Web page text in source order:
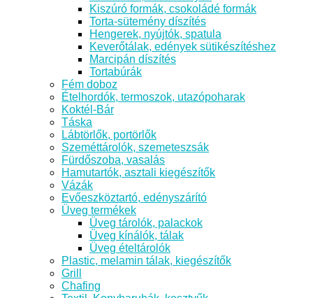
Kiszúró formák, csokoládé formák
Torta-sütemény díszítés
Hengerek, nyújtók, spatula
Keverőtálak, edények sütikészítéshez
Marcipán díszítés
Tortabúrák
Fém doboz
Ételhordók, termoszok, utazópoharak
Koktél-Bár
Táska
Lábtörlők, portörlők
Szeméttárolók, szemeteszsák
Fürdőszoba, vasalás
Hamutartók, asztali kiegészítők
Vázák
Evőeszköztartó, edényszárító
Üveg termékek
Üveg tárolók, palackok
Üveg kínálók, tálak
Üveg ételtárolók
Plastic, melamin tálak, kiegészítők
Grill
Chafing